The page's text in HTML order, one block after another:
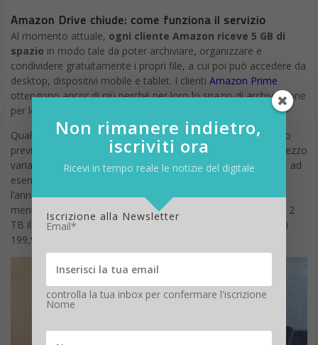
Amazon Drive chiude: come funziona il servizio
Al momento attuale, ogni cliente Amazon riceve 5 GB di
spazio in modo tale da poter archiviare, organizzare e
condividere gratuitamente i propri file, a cui poi può accedere da
desktop, dispositivi mobile e tablet. I clienti Amazon Prime
ottengono ancor di più perché per loro lo spazio di archiviazione
per le foto diventa illimitato.
Qualora l’utente abbia bisogno di uno spazio maggiore, sono
previsti
piani mensili e annuali di abbonamento
, il cui prezzo
varia in base allo storage necessario: per il piano da 100 GB, ad
esempio, il costo è di 1,99 euro al mese oppure 19,99 euro
l’anno; per il piano da 1 TB il prezzo mensile è di 9,99 euro
mentre quello annuale è di 99,99 euro. Infine, per il piano da 2
TB il costo mensile è di 19,99 euro mentre quello annuo è di
199,98 euro.
Non rimanere indietro,
iscriviti ora
Ricevi in tempo reale le notizie del digitale
Iscrizione alla Newsletter
Email*
controlla la tua inbox per confermare l'iscrizione
Nome